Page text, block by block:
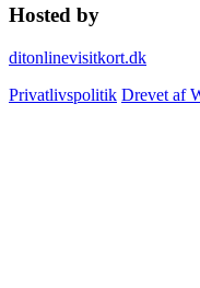
Hosted by
ditonlinevisitkort.dk
Privatlivspolitik Drevet af